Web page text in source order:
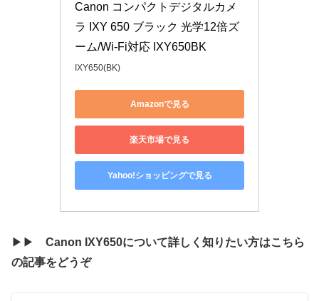
Canon コンパクトデジタルカメ
ラ IXY 650 ブラック 光学12倍ズ
ーム/Wi-Fi対応 IXY650BK
IXY650(BK)
Amazonで見る
楽天市場で見る
Yahoo!ショッピングで見る
▶▶ Canon IXY650について詳しく知りたい方はこちら
の記事をどうぞ